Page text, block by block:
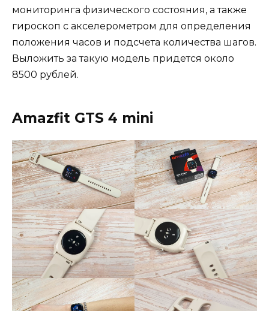
мониторинга физического состояния, а также
гироскоп с акселерометром для определения
положения часов и подсчета количества шагов.
Выложить за такую модель придется около
8500 рублей.
Amazfit GTS 4 mini